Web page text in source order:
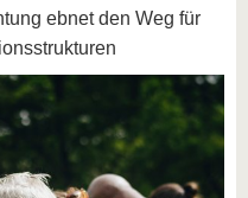
ebnet den Weg für